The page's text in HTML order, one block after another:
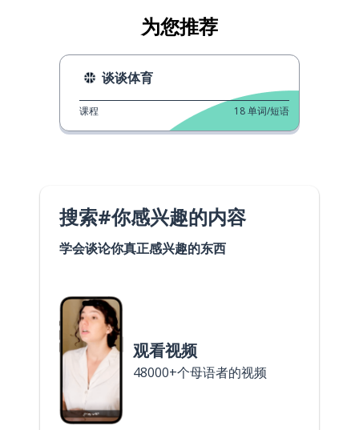
为您推荐
谈谈体育
课程 18单词/短语
搜索#你感兴趣的内容
学会谈论你真正感兴趣的东西
观看视频
48000+个母语者的视频